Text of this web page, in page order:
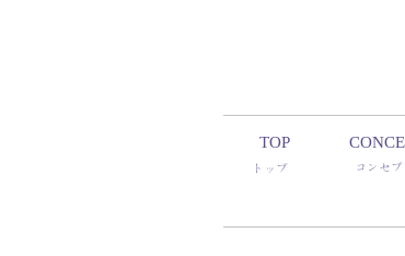
TOP
​トップ コンセプ